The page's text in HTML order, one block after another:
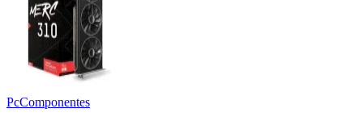
PcComponentes